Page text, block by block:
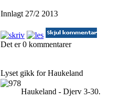
Innlagt 27/2 2013
Det er 0 kommentarer
Lyset gikk for Haukeland
Haukeland - Djerv 3-30.